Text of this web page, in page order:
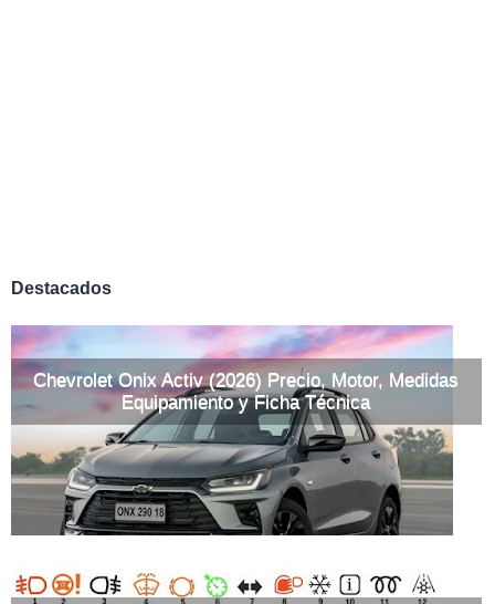
Destacados
Chevrolet Onix Activ (2026) Precio, Motor, Medidas
Equipamiento y Ficha Técnica